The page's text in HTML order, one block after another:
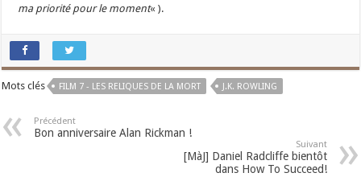
ma priorité pour le moment« ).
Mots clés FILM 7 - LES RELIQUES DE LA MORT J.K. ROWLING
Précédent
Bon anniversaire Alan Rickman !
Suivant
[MàJ] Daniel Radcliffe bientôt
dans How To Succeed!